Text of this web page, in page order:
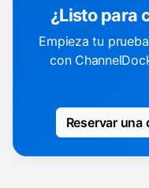
¿Listo para
Empieza tu
con
Reservar una